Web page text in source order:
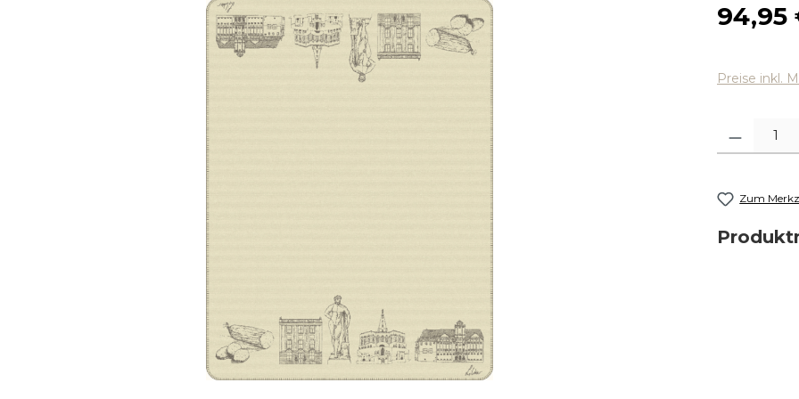
Bildergalerie überspringen 94,95
Preise inkl.
Produkt
Zum